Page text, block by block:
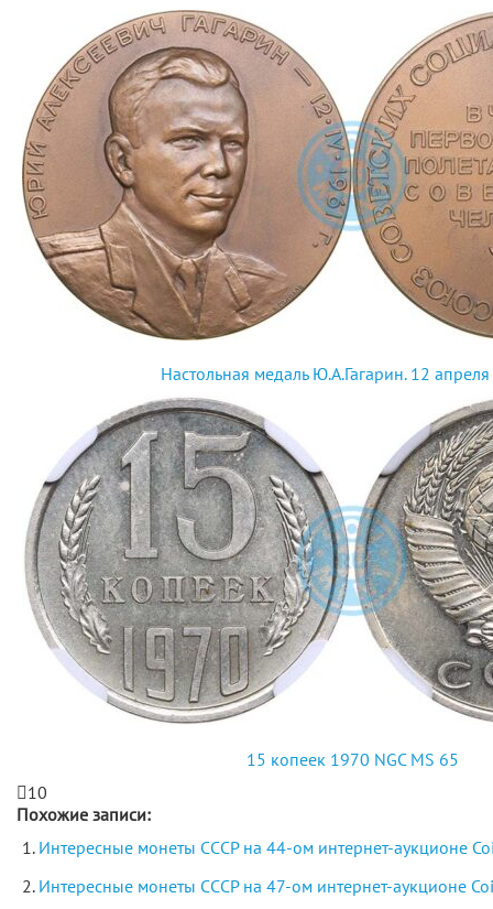
Настольная медаль Ю.А.Гагарин. 12
15 копеек 1970 NGC MS 65
10
Похожие записи:
Интересные монеты СССР на 44-ом интернет-аукционе
Интересные монеты СССР на 47-ом интернет-аукционе